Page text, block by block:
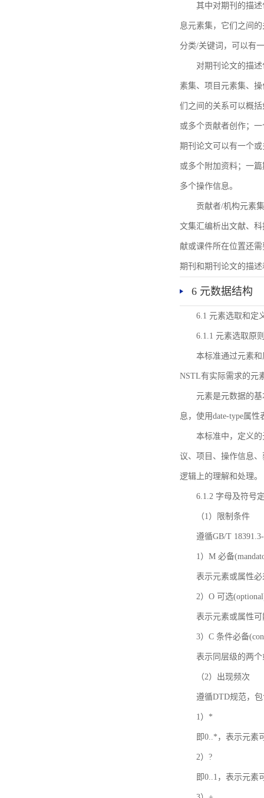
其中对期刊的描
息元素集，它们之间
分类/关键词，可以有
对期刊论文的描
素集、项目元素集、
们之间的关系可以概
或多个贡献者创作；
期刊论文可以有一个
或多个附加资料；一
多个操作信息。
贡献者/机构元素
文集汇编析出文献、
献或课件所在位置还
期刊和期刊论文的描
6 元数据结构
6.1 元素选取和定
6.1.1 元素选取原
本标准通过元素
NSTL有实际需求的元
元素是元数据的
息，使用date-type属
本标准中，定义
议、项目、操作信息
逻辑上的理解和处理。
6.1.2 字母及符号
（1）限制条件
遵循GB/T
1）M 必备
表示元素或属性
2）O 可选
表示元素或属性
3）C 条件必备
表示同层级的两
（2）出现频次
遵循DTD规范，
1）*
即0..*，表示元素
2）?
即0..1，表示元素